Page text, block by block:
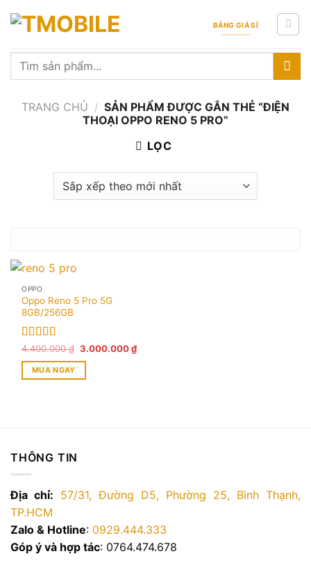
BẢNG GIÁ SỈ
Tìm
TRANG CHỦ / SẢN PHẨM ĐƯỢC GẮN THẺ “ĐIỆN
THOẠI OPPO RENO 5 PRO”
LỌC
OPPO
Oppo Reno 5 Pro 5G
8GB/256GB
Được xếp
hạng5.005
sao
4.400.000₫ Giá
là:
3.000.000₫Giá
hiện
MUA NGAY
THÔNG TIN
Địa chỉ: 57/31, Đường D5, Phường 25, Bình Thạnh,
TP.HCM
Zalo & Hotline: 0929.444.333
Góp ý và hợp tác: 0764.474.678